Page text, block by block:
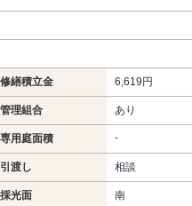
修繕積立金 6,619円
管理組合 あり
専用庭面積 -
引渡し 相談
採光面 南